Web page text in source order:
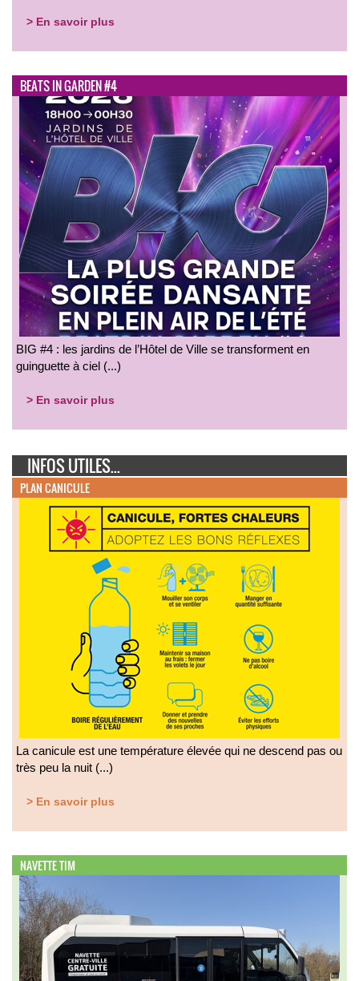
> En savoir plus
BEATS IN GARDEN #4
BIG #4 : les jardins de l’Hôtel de Ville se transforment en
guinguette à ciel (...)
> En savoir plus
INFOS UTILES...
PLAN CANICULE
La canicule est une température élevée qui ne descend pas ou
très peu la nuit (...)
> En savoir plus
NAVETTE TIM